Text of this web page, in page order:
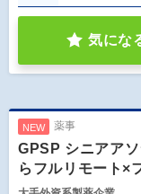
気にな
NEW 薬事
GPSP シニアア
らフルリモート×